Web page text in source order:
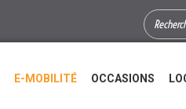
SEARCH
FOR:
E-MOBILITÉ OCCASIONS